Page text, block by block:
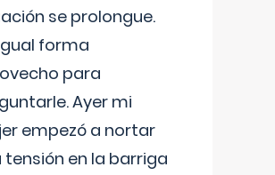
se prolongue.
forma
para
Ayer mi
empezó a nortar
tensión en la barriga